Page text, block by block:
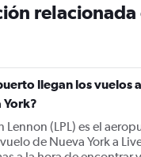
relacionada
llegan los vuelos
York?
Lennon (LPL) es el
de Nueva York a